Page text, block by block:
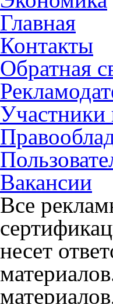
Главная
Контакты
Обратная
Участники
Вакансии
Все
несет